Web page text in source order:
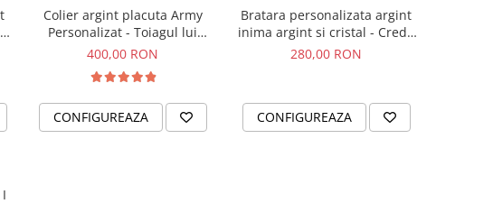
Colier argint placuta Army
Personalizat - Toiagul lui
Esculap
400,00 RON
CONFIGUREAZA
Bratara personalizata argint
inima argint si cristal - Crede
in tine
280,00 RON
CONFIGUREAZA